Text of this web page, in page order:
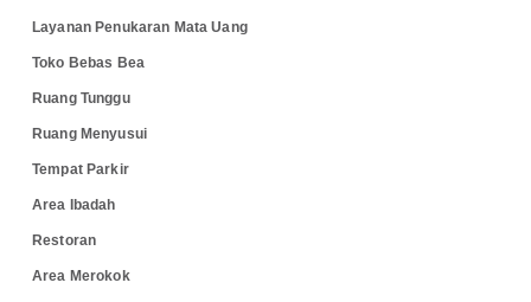
Layanan Penukaran Mata Uang
Toko Bebas Bea
Ruang Tunggu
Ruang Menyusui
Tempat Parkir
Area Ibadah
Restoran
Area Merokok